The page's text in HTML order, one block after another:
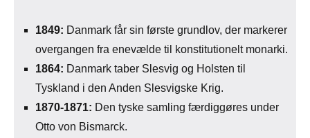
1849: Danmark får sin første grundlov, der markerer
overgangen fra enevælde til konstitutionelt monarki.
1864: Danmark taber Slesvig og Holsten til
Tyskland i den Anden Slesvigske Krig.
1870-1871: Den tyske samling færdiggøres under
Otto von Bismarck.